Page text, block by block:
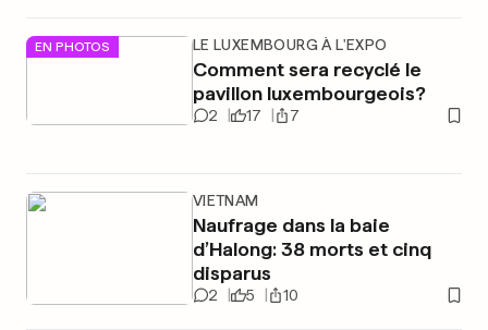
EN PHOTOS LE LUXEMBOURG À L'EXPO
Comment sera recyclé le
pavillon luxembourgeois?
2 17 7
VIETNAM
Naufrage dans la baie
d’Halong: 38 morts et cinq
disparus
2 5 10